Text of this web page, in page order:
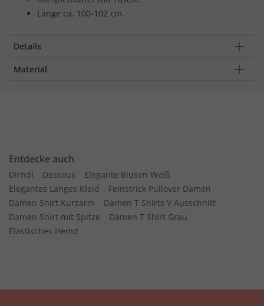
Länge ca. 100-102 cm.
Details
Material
Entdecke auch
Dirndl Dessous
Elegante Blusen Weiß
Elegantes Langes Kleid
Feinstrick Pullover Damen
Damen Shirt Kurzarm
Damen T Shirts V Ausschnitt
Damen Shirt mit Spitze
Damen T Shirt Grau
Elastisches Hemd